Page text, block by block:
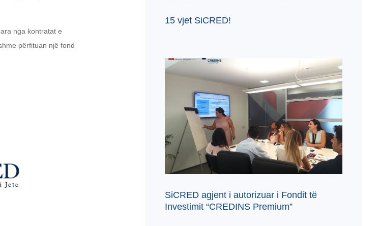
nga kontratat e
përfituan një fond
15 vjet SiCRED!
SiCRED agjent i autorizuar i Fondit të
Investimit “CREDINS Premium”